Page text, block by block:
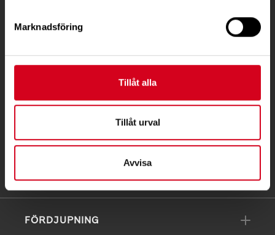
Marknadsföring
Tillåt alla
Tillåt urval
Avvisa
Box 4086
info@neuro.se
PG 90 10 07-5 | BG 901-0075 | Swishgåva 90 100
75 | Organisationsnummer 802002-3605
FÖRDJUPNING